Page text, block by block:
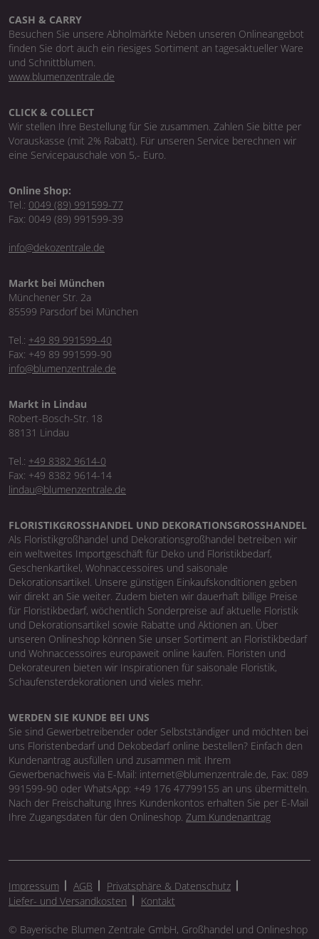
CASH & CARRY
Besuchen Sie unsere Abholmärkte Neben unseren Onlineangebot
finden Sie dort auch ein riesiges Sortiment an tagesaktueller Ware
und Schnittblumen.
www.blumenzentrale.de
CLICK & COLLECT
Wir stellen Ihre Bestellung für Sie zusammen. Zahlen Sie bitte per
Vorauskasse (mit 2% Rabatt). Für unseren Service berechnen wir
eine Servicepauschale von 5,- Euro.
Online Shop:
Tel.: 0049 (89) 991599-77
Fax: 0049 (89) 991599-39
info@dekozentrale.de
Markt bei München
Münchener Str. 2a
85599 Parsdorf bei München
Tel.: +49 89 991599-40
Fax: +49 89 991599-90
info@blumenzentrale.de
Markt in Lindau
Robert-Bosch-Str. 18
88131 Lindau
Tel.: +49 8382 9614-0
Fax: +49 8382 9614-14
lindau@blumenzentrale.de
FLORISTIKGROSSHANDEL UND DEKORATIONSGROSSHANDEL
Als Floristikgroßhandel und Dekorationsgroßhandel betreiben wir
ein weltweites Importgeschäft für Deko und Floristikbedarf,
Geschenkartikel, Wohnaccessoires und saisonale
Dekorationsartikel. Unsere günstigen Einkaufskonditionen geben
wir direkt an Sie weiter. Zudem bieten wir dauerhaft billige Preise
für Floristikbedarf, wöchentlich Sonderpreise auf aktuelle Floristik
und Dekorationsartikel sowie Rabatte und Aktionen an. Über
unseren Onlineshop können Sie unser Sortiment an Floristikbedarf
und Wohnaccessoires europaweit online kaufen. Floristen und
Dekorateuren bieten wir Inspirationen für saisonale Floristik,
Schaufensterdekorationen und vieles mehr.
WERDEN SIE KUNDE BEI UNS
Sie sind Gewerbetreibender oder Selbstständiger und möchten bei
uns Floristenbedarf und Dekobedarf online bestellen? Einfach den
Kundenantrag ausfüllen und zusammen mit Ihrem
Gewerbenachweis via E-Mail: internet@blumenzentrale.de, Fax: 089
991599-90 oder WhatsApp: +49 176 47799155 an uns übermitteln.
Nach der Freischaltung Ihres Kundenkontos erhalten Sie per E-Mail
Ihre Zugangsdaten für den Onlineshop. Zum Kundenantrag
Impressum AGB
Privatsphäre & Datenschutz
Liefer- und Versandkosten
Kontakt
© Bayerische Blumen Zentrale GmbH, Großhandel und Onlineshop